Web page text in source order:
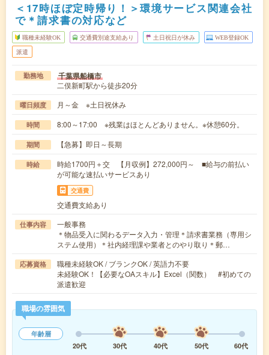
＜17時ほぼ定時帰り！＞環境サービス関連会社
で＊請求書の対応など
職種未経験OK 交通費別途支給あり 土日祝日が休み WEB登録OK
派遣
勤務地 千葉県船橋市
二俣新町駅から徒歩20分
曜日頻度 月～金 ※土日祝休み
時間 8:00～17:00 ※残業はほとんどありません。※休憩60分。
期間 【急募】即日～長期
時給
時給1700円＋交 【月収例】272,000円～ ■給与の前払い
が可能な速払いサービスあり
交通費
交通費支給あり
仕事内容
一般事務
＊物品受入に関わるデータ入力・管理＊請求書業務（専用シ
ステム使用）＊社内経理課や業者とのやり取り＊郵…
応募資格
職種未経験OK / ブランクOK / 英語力不要
未経験OK！【必要なOAスキル】Excel（関数） #初めての
派遣歓迎
職場の雰囲気
年齢層
20代
30代 40代 50代
60代